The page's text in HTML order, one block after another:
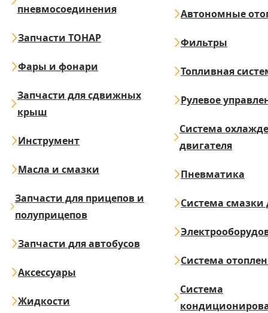
пневмосоединения
Запчасти ТОНАР
Фары и фонари
Запчасти для сдвижных
крыш
Инструмент
Масла и смазки
Запчасти для прицепов и
полуприцепов
Запчасти для автобусов
Аксессуары
Жидкости
Автономные
Фильтры
Топливная
Рулевое
Система
двигателя
Пневматика
Система смазки
Система
Система